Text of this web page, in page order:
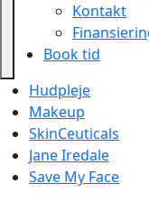
Kontakt
Book tid
Hudpleje
Makeup
SkinCeuticals
Jane Iredale
Save My Face